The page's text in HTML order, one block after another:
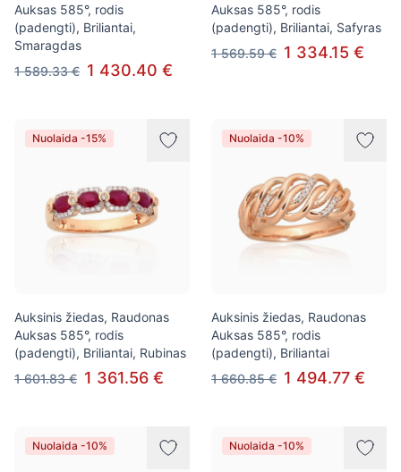
Auksas 585°, rodis
(padengti), Briliantai,
Smaragdas
1 589.33 € 1 430.40 €
Auksas 585°, rodis
(padengti), Briliantai, Safyras
1 569.59 € 1 334.15 €
Nuolaida -15%
Auksinis žiedas, Raudonas
Auksas 585°, rodis
(padengti), Briliantai, Rubinas
1 601.83 € 1 361.56 €
Nuolaida -10%
Auksinis žiedas, Raudonas
Auksas 585°, rodis
(padengti), Briliantai
1 660.85 € 1 494.77 €
Nuolaida -10% Nuolaida -10%